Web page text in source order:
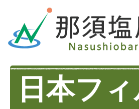
日本フ